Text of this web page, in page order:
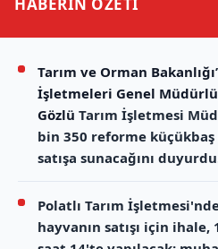
HABERİN ÖZETİ
Tarım ve Orman Bakanlığı
İşletmeleri Genel
Gözlü Tarım İşletmesi
bin 350 reforme küçükbaş
satışa sunacağını
Polatlı Tarım
hayvanın satışı için